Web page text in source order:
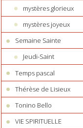
mystères glorieux
mystères joyeux
Semaine Sainte
Jeudi-Saint
Temps pascal
Thérèse de Lisieux
Tonino Bello
VIE SPIRITUELLE